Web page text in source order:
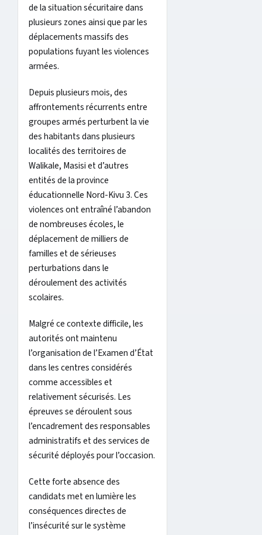
de la situation sécuritaire dans
plusieurs zones ainsi que par les
déplacements massifs des
populations fuyant les violences
armées.
Depuis plusieurs mois, des
affrontements récurrents entre
groupes armés perturbent la vie
des habitants dans plusieurs
localités des territoires de
Walikale, Masisi et d’autres
entités de la province
éducationnelle Nord-Kivu 3. Ces
violences ont entraîné l’abandon
de nombreuses écoles, le
déplacement de milliers de
familles et de sérieuses
perturbations dans le
déroulement des activités
scolaires.
Malgré ce contexte difficile, les
autorités ont maintenu
l’organisation de l’Examen d’État
dans les centres considérés
comme accessibles et
relativement sécurisés. Les
épreuves se déroulent sous
l’encadrement des responsables
administratifs et des services de
sécurité déployés pour l’occasion.
Cette forte absence des
candidats met en lumière les
conséquences directes de
l’insécurité sur le système